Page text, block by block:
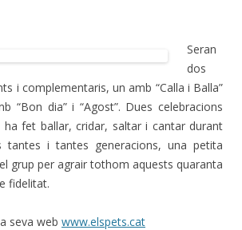
Seran
dos
i complementaris, un amb “Calla i Balla”
“Bon dia” i “Agost”. Dues celebracions
ha fet ballar, cridar, saltar i cantar durant
tantes i tantes generacions, una petita
grup per agrair tothom aquests quaranta
fidelitat.
seva web www.elspets.cat